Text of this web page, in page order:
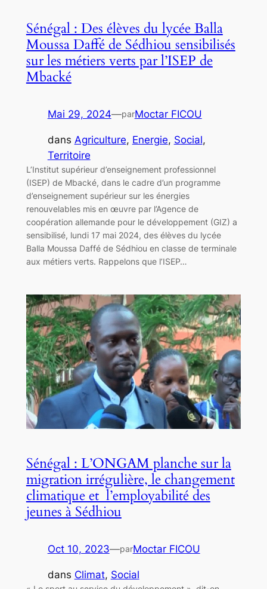
Sénégal : Des élèves du lycée Balla
Moussa Daffé de Sédhiou sensibilisés
sur les métiers verts par l’ISEP de
Mbacké
Mai 29, 2024—parMoctar FICOU
dans Agriculture, Energie, Social
Territoire
L’Institut supérieur d’enseignement professionnel
(ISEP) de Mbacké, dans le cadre d’un programme
d’enseignement supérieur sur les énergies
renouvelables mis en œuvre par l’Agence de
coopération allemande pour le développement (GIZ) a
sensibilisé, lundi 17 mai 2024, des élèves du lycée
Balla Moussa Daffé de Sédhiou en classe de terminale
aux métiers verts. Rappelons que l’ISEP…
Sénégal : L’ONGAM planche sur la
migration irrégulière, le changement
climatique et l’employabilité des
jeunes à Sédhiou
Oct 10, 2023—parMoctar FICOU
dans Climat, Social